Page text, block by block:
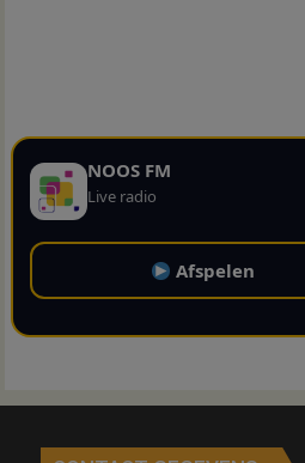
NOOS FM
Live radio
Afspelen